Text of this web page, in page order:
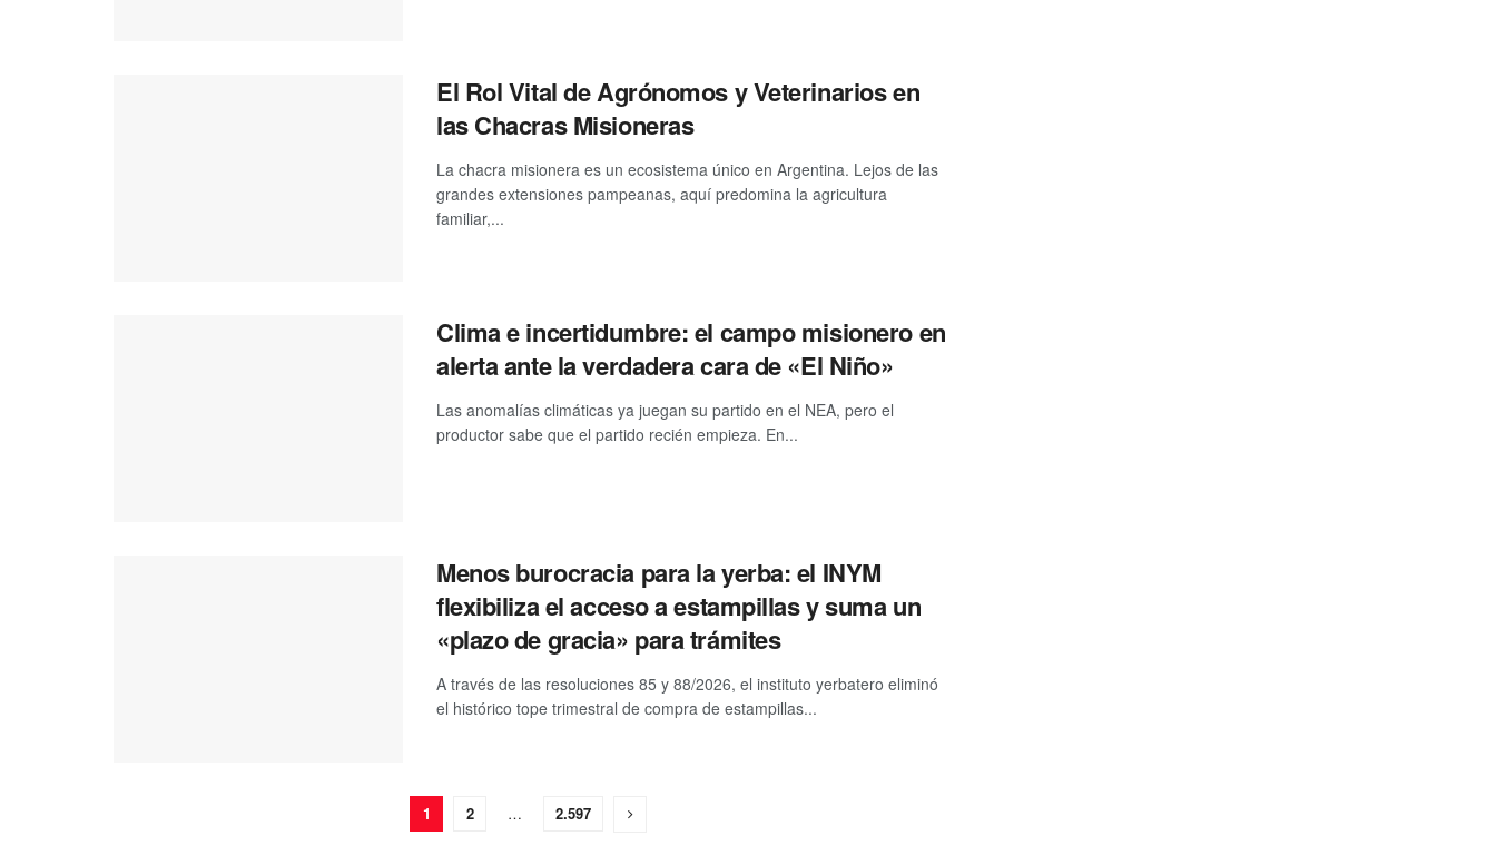
El Rol Vital de Agrónomos y Veterinarios en
las Chacras Misioneras
La chacra misionera es un ecosistema único en Argentina. Lejos de las
grandes extensiones pampeanas, aquí predomina la agricultura
familiar,...
Clima e incertidumbre: el campo misionero en
alerta ante la verdadera cara de «El Niño»
Las anomalías climáticas ya juegan su partido en el NEA, pero el
productor sabe que el partido recién empieza. En...
Menos burocracia para la yerba: el INYM
flexibiliza el acceso a estampillas y suma un
«plazo de gracia» para trámites
A través de las resoluciones 85 y 88/2026, el instituto yerbatero eliminó
el histórico tope trimestral de compra de estampillas...
1 2 … 2.597